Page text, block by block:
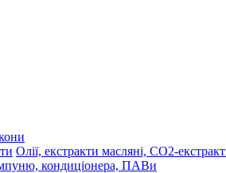
Олії, екстракти масляні, СО2-
кондиціонера, ПАВи